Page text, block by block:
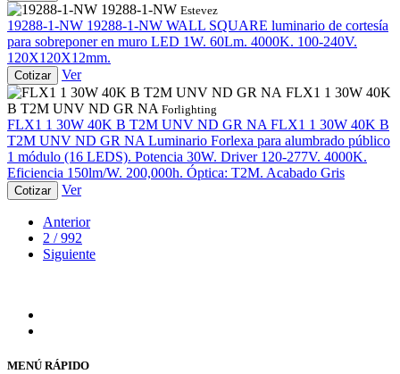
19288-1-NW Estevez
19288-1-NW 19288-1-NW WALL SQUARE luminario de cortesía
para sobreponer en muro LED 1W. 60Lm. 4000K. 100-240V.
120X120X12mm.
Cotizar
Ver
FLX1 1 30W 40K
B T2M UNV ND GR NA Forlighting
FLX1 1 30W 40K B T2M UNV ND GR NA FLX1 1 30W 40K B
T2M UNV ND GR NA Luminario Forlexa para alumbrado público
1 módulo (16 LEDS). Potencia 30W. Driver 120-277V. 4000K.
Eficiencia 150lm/W. 200,000h. Óptica: T2M. Acabado Gris
Cotizar Ver
Anterior
2 / 992
Siguiente
MENÚ RÁPIDO